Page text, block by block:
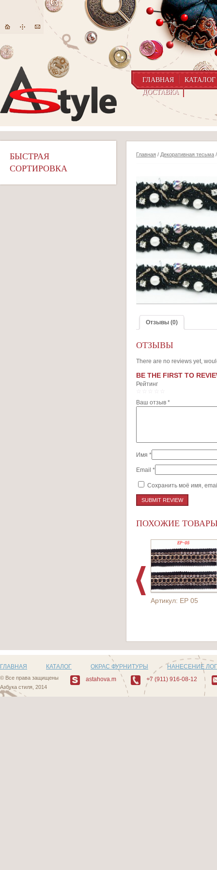
ГЛАВНАЯ
КАТАЛОГ
ДОСТАВКА
БЫСТРАЯ
СОРТИРОВКА
Главная / Декоративная тесьма
Отзывы (0)
ОТЗЫВЫ
There are no reviews yet,
BE THE FIRST TO
Рейтинг
Ваш отзыв *
Имя *
Email *
Сохранить моё имя,
ПОХОЖИЕ
Артикул: EP 05
ГЛАВНАЯ КАТАЛОГ ОКРАС ФУРНИТУРЫ НАНЕСЕНИЕ
© Все права защищены
Азбука стиля, 2014
astahova.m +7 (911) 916-08-12